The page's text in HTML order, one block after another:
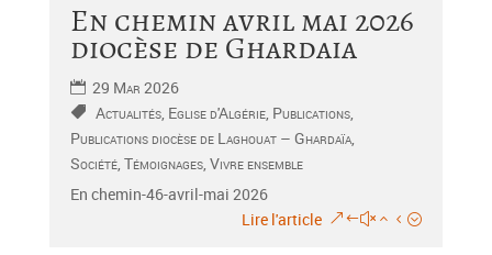
En chemin avril mai 2026
diocèse de Ghardaia
29 Mar 2026
Actualités, Eglise d'Algérie, Publications,
Publications diocèse de Laghouat – Ghardaïa,
Société,Témoignages,Vivre ensemble
En chemin-46-avril-mai 2026
Lire l'article